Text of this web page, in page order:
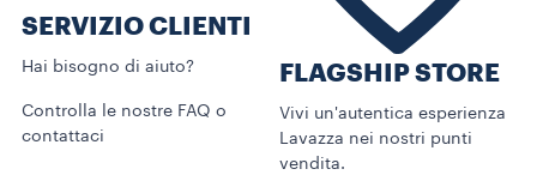
SERVIZIO CLIENTI​
Hai bisogno di aiuto?​
Controlla le nostre FAQ o
contattaci
FLAGSHIP STORE
Vivi un'autentica esperienza
Lavazza nei nostri punti
vendita.